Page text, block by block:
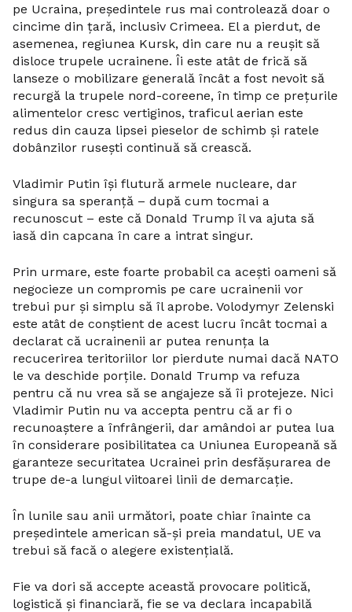
pe Ucraina, președintele rus mai controlează doar o
cincime din țară, inclusiv Crimeea. El a pierdut, de
asemenea, regiunea Kursk, din care nu a reușit să
disloce trupele ucrainene. Îi este atât de frică să
lanseze o mobilizare generală încât a fost nevoit să
recurgă la trupele nord-coreene, în timp ce prețurile
alimentelor cresc vertiginos, traficul aerian este
redus din cauza lipsei pieselor de schimb și ratele
dobânzilor rusești continuă să crească.
Vladimir Putin își flutură armele nucleare, dar
singura sa speranță – după cum tocmai a
recunoscut – este că Donald Trump îl va ajuta să
iasă din capcana în care a intrat singur.
Prin urmare, este foarte probabil ca acești oameni să
negocieze un compromis pe care ucrainenii vor
trebui pur și simplu să îl aprobe. Volodymyr Zelenski
este atât de conștient de acest lucru încât tocmai a
declarat că ucrainenii ar putea renunța la
recucerirea teritoriilor lor pierdute numai dacă NATO
le va deschide porțile. Donald Trump va refuza
pentru că nu vrea să se angajeze să îi protejeze. Nici
Vladimir Putin nu va accepta pentru că ar fi o
recunoaștere a înfrângerii, dar amândoi ar putea lua
în considerare posibilitatea ca Uniunea Europeană să
garanteze securitatea Ucrainei prin desfășurarea de
trupe de-a lungul viitoarei linii de demarcație.
În lunile sau anii următori, poate chiar înainte ca
președintele american să-și preia mandatul, UE va
trebui să facă o alegere existențială.
Fie va dori să accepte această provocare politică,
logistică și financiară, fie se va declara incapabilă